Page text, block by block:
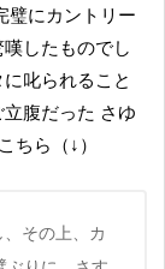
璧にカントリー
したものでし
叱られること
腹だった さゆ
ちら（↓）